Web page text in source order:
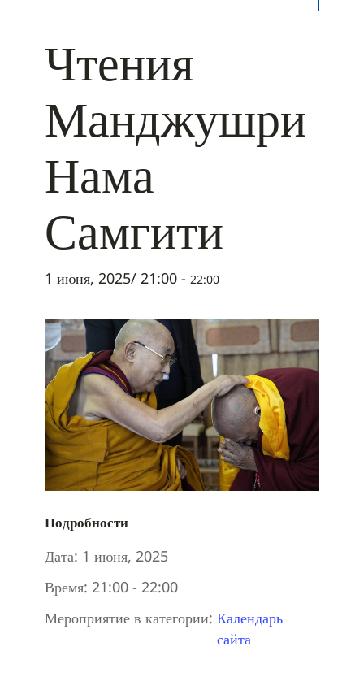
Чтения
Манджушри
Нама
Самгити
1 июня, 2025/ 21:00 - 22:00
Подробности
Дата: 1 июня, 2025
Время: 21:00 - 22:00
Мероприятие в категории: Календарь
сайта